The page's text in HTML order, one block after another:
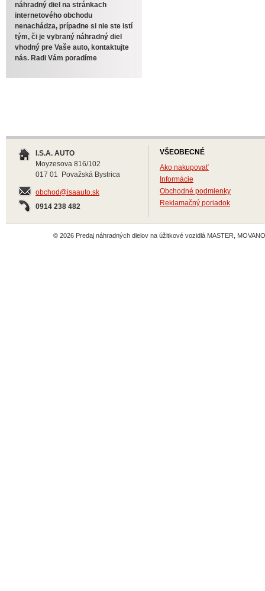
náhradný diel na stránkach
internetového obchodu
nenachádza, prípadne si nie ste istí
tým, či je vybraný náhradný diel
vhodný pre Vaše auto, kontaktujte
nás. Radi Vám poradíme
I.S.A. AUTO
Moyzesova 816/102
017 01 Považská Bystrica
obchod@isaauto.sk
0914 238 482
VŠEOBECNÉ
Ako nakupovať
Informácie
Obchodné podmienky
Reklamačný poriadok
© 2026 Predaj náhradných dielov na úžitkové vozidlá MASTER,